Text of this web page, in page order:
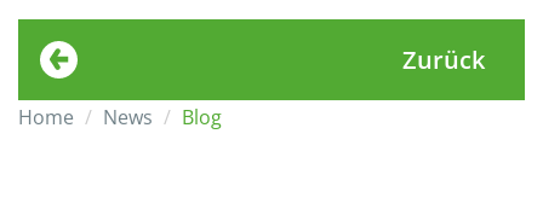
Zurück
Home News Blog